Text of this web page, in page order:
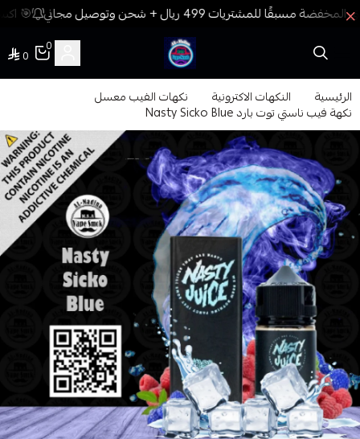
🎯
فيب المدينة
0
0
الرئيسية النكهات الاكترونية نكهات الفيب معسل
نكهة فيب ناستي توت بارد Nasty Sicko Blue